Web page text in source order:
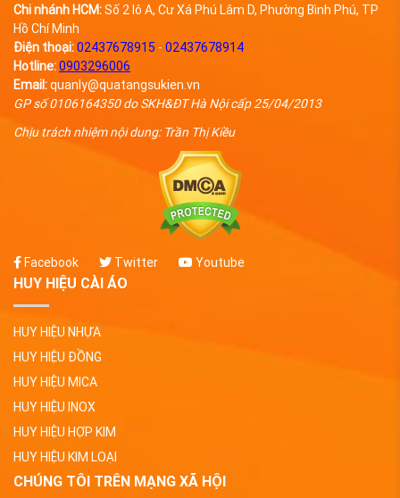
Chi nhánh HCM:Số 2 lô A, Cư Xá Phú Lâm D, Phường Bình Phú, TP
Hồ Chí Minh
Điện thoại:02437678915 - 02437678914
Hotline:0903296006
Email:quanly@quatangsukien.vn
GP số 0106164350 do SKH&ĐT Hà Nội cấp 25/04/2013
Chịu trách nhiệm nội dung: Trần Thị Kiều
Facebook Twitter Youtube
HUY HIỆU CÀI ÁO
HUY HIỆU NHỰA
HUY HIỆU ĐỒNG
HUY HIỆU MICA
HUY HIỆU INOX
HUY HIỆU HỢP KIM
HUY HIỆU KIM LOẠI
CHÚNG TÔI TRÊN MẠNG XÃ HỘI